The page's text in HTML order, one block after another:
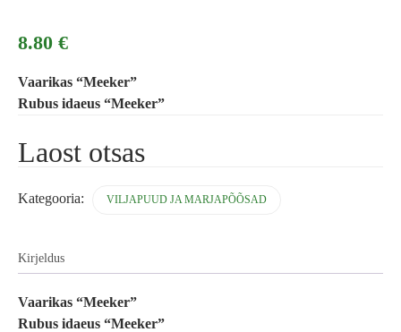
8.80 €
Vaarikas “Meeker”
Rubus idaeus “Meeker”
Laost otsas
Kategooria: VILJAPUUD JA MARJAPÕÕSAD
Kirjeldus
Vaarikas “Meeker”
Rubus idaeus “Meeker”